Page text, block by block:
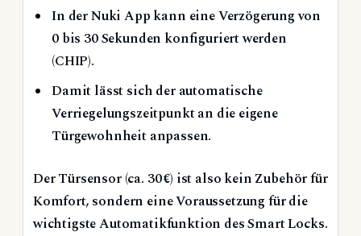
In der Nuki App kann eine Verzögerung von
0 bis 30 Sekunden konfiguriert werden
(CHIP).
Damit lässt sich der automatische
Verriegelungszeitpunkt an die eigene
Türgewohnheit anpassen.
Der Türsensor (ca. 30 €) ist also kein Zubehör für
Komfort, sondern eine Voraussetzung für die
wichtigste Automatikfunktion des Smart Locks.